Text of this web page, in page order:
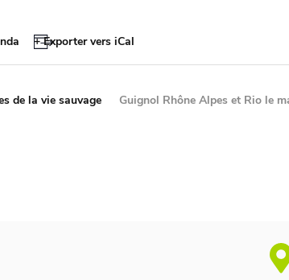
+ Exporter vers iCal
de la vie sauvage Guignol Rhône Alpes et Rio le